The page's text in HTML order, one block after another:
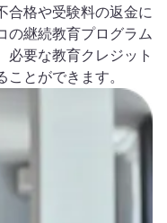
合格や受験料の返金に
の継続教育プログラム
必要な教育クレジット
とができます。